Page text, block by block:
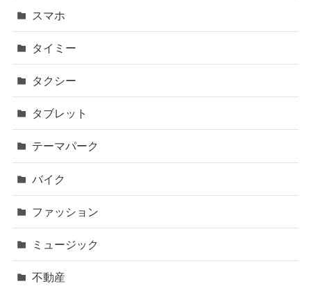
スマホ
タイミー
タクシー
タブレット
テーマパーク
バイク
ファッション
ミュージック
不動産